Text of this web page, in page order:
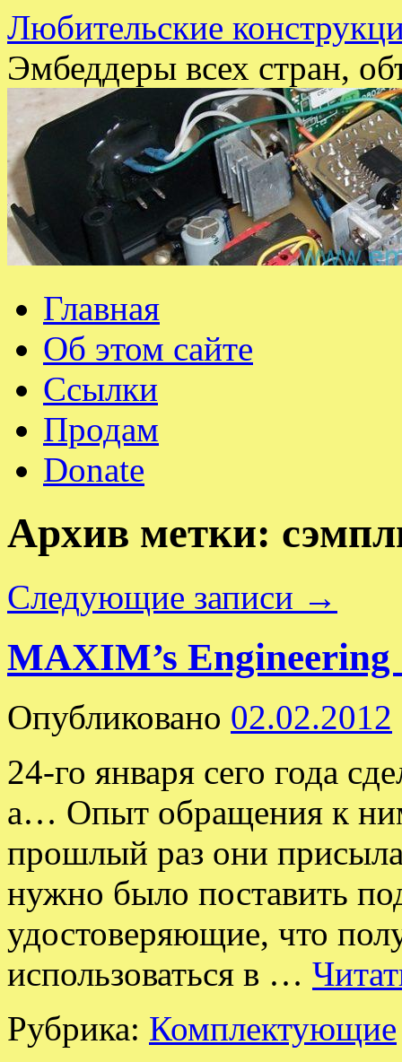
Любительские
Эмбеддеры всех стран,
Перейти
содержимому
Главная
Об этом сайте
Ссылки
Продам
Donate
Архив метки:
Следующие записи →
MAXIM’s Engineering
Опубликовано 02.02.2012
24-го января сего года
а… Опыт обращения к
прошлый раз они
нужно было поставить
удостоверяющие, что
использоваться в …
Рубрика: Комплектующие